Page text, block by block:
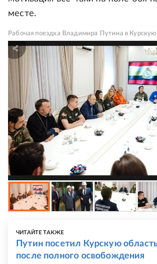
месте.
Рабочая поездка Владимира Путина в Курскую
ЧИТАЙТЕ ТАКЖЕ
Путин посетил Курскую
после полного освобождения